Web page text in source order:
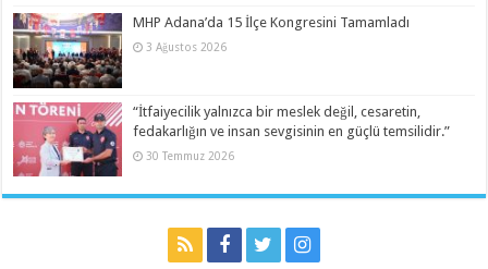
MHP Adana’da 15 İlçe Kongresini Tamamladı
3 Ağustos 2026
“İtfaiyecilik yalnızca bir meslek değil, cesaretin,
fedakarlığın ve insan sevgisinin en güçlü temsilidir.”
30 Temmuz 2026